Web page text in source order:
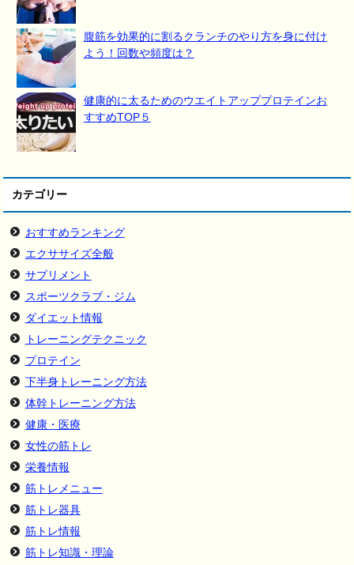
腹筋を効果的に割るクランチのやり方を身に付け
よう！回数や頻度は？
健康的に太るためのウエイトアッププロテインお
すすめTOP５
カテゴリー
おすすめランキング
エクササイズ全般
サプリメント
スポーツクラブ・ジム
ダイエット情報
トレーニングテクニック
プロテイン
下半身トレーニング方法
体幹トレーニング方法
健康・医療
女性の筋トレ
栄養情報
筋トレメニュー
筋トレ器具
筋トレ情報
筋トレ知識・理論